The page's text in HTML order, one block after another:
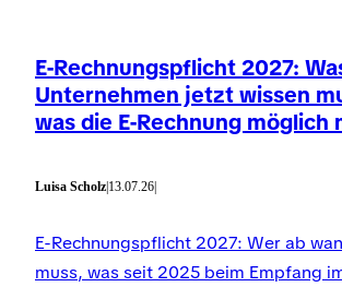
E-Rechnungspflicht 2027:
Unternehmen jetzt wissen
was die E-Rechnung möglich
Luisa Scholz|13.07.26|
E-Rechnungspflicht 2027: Wer ab
muss, was seit 2025 beim Empfang